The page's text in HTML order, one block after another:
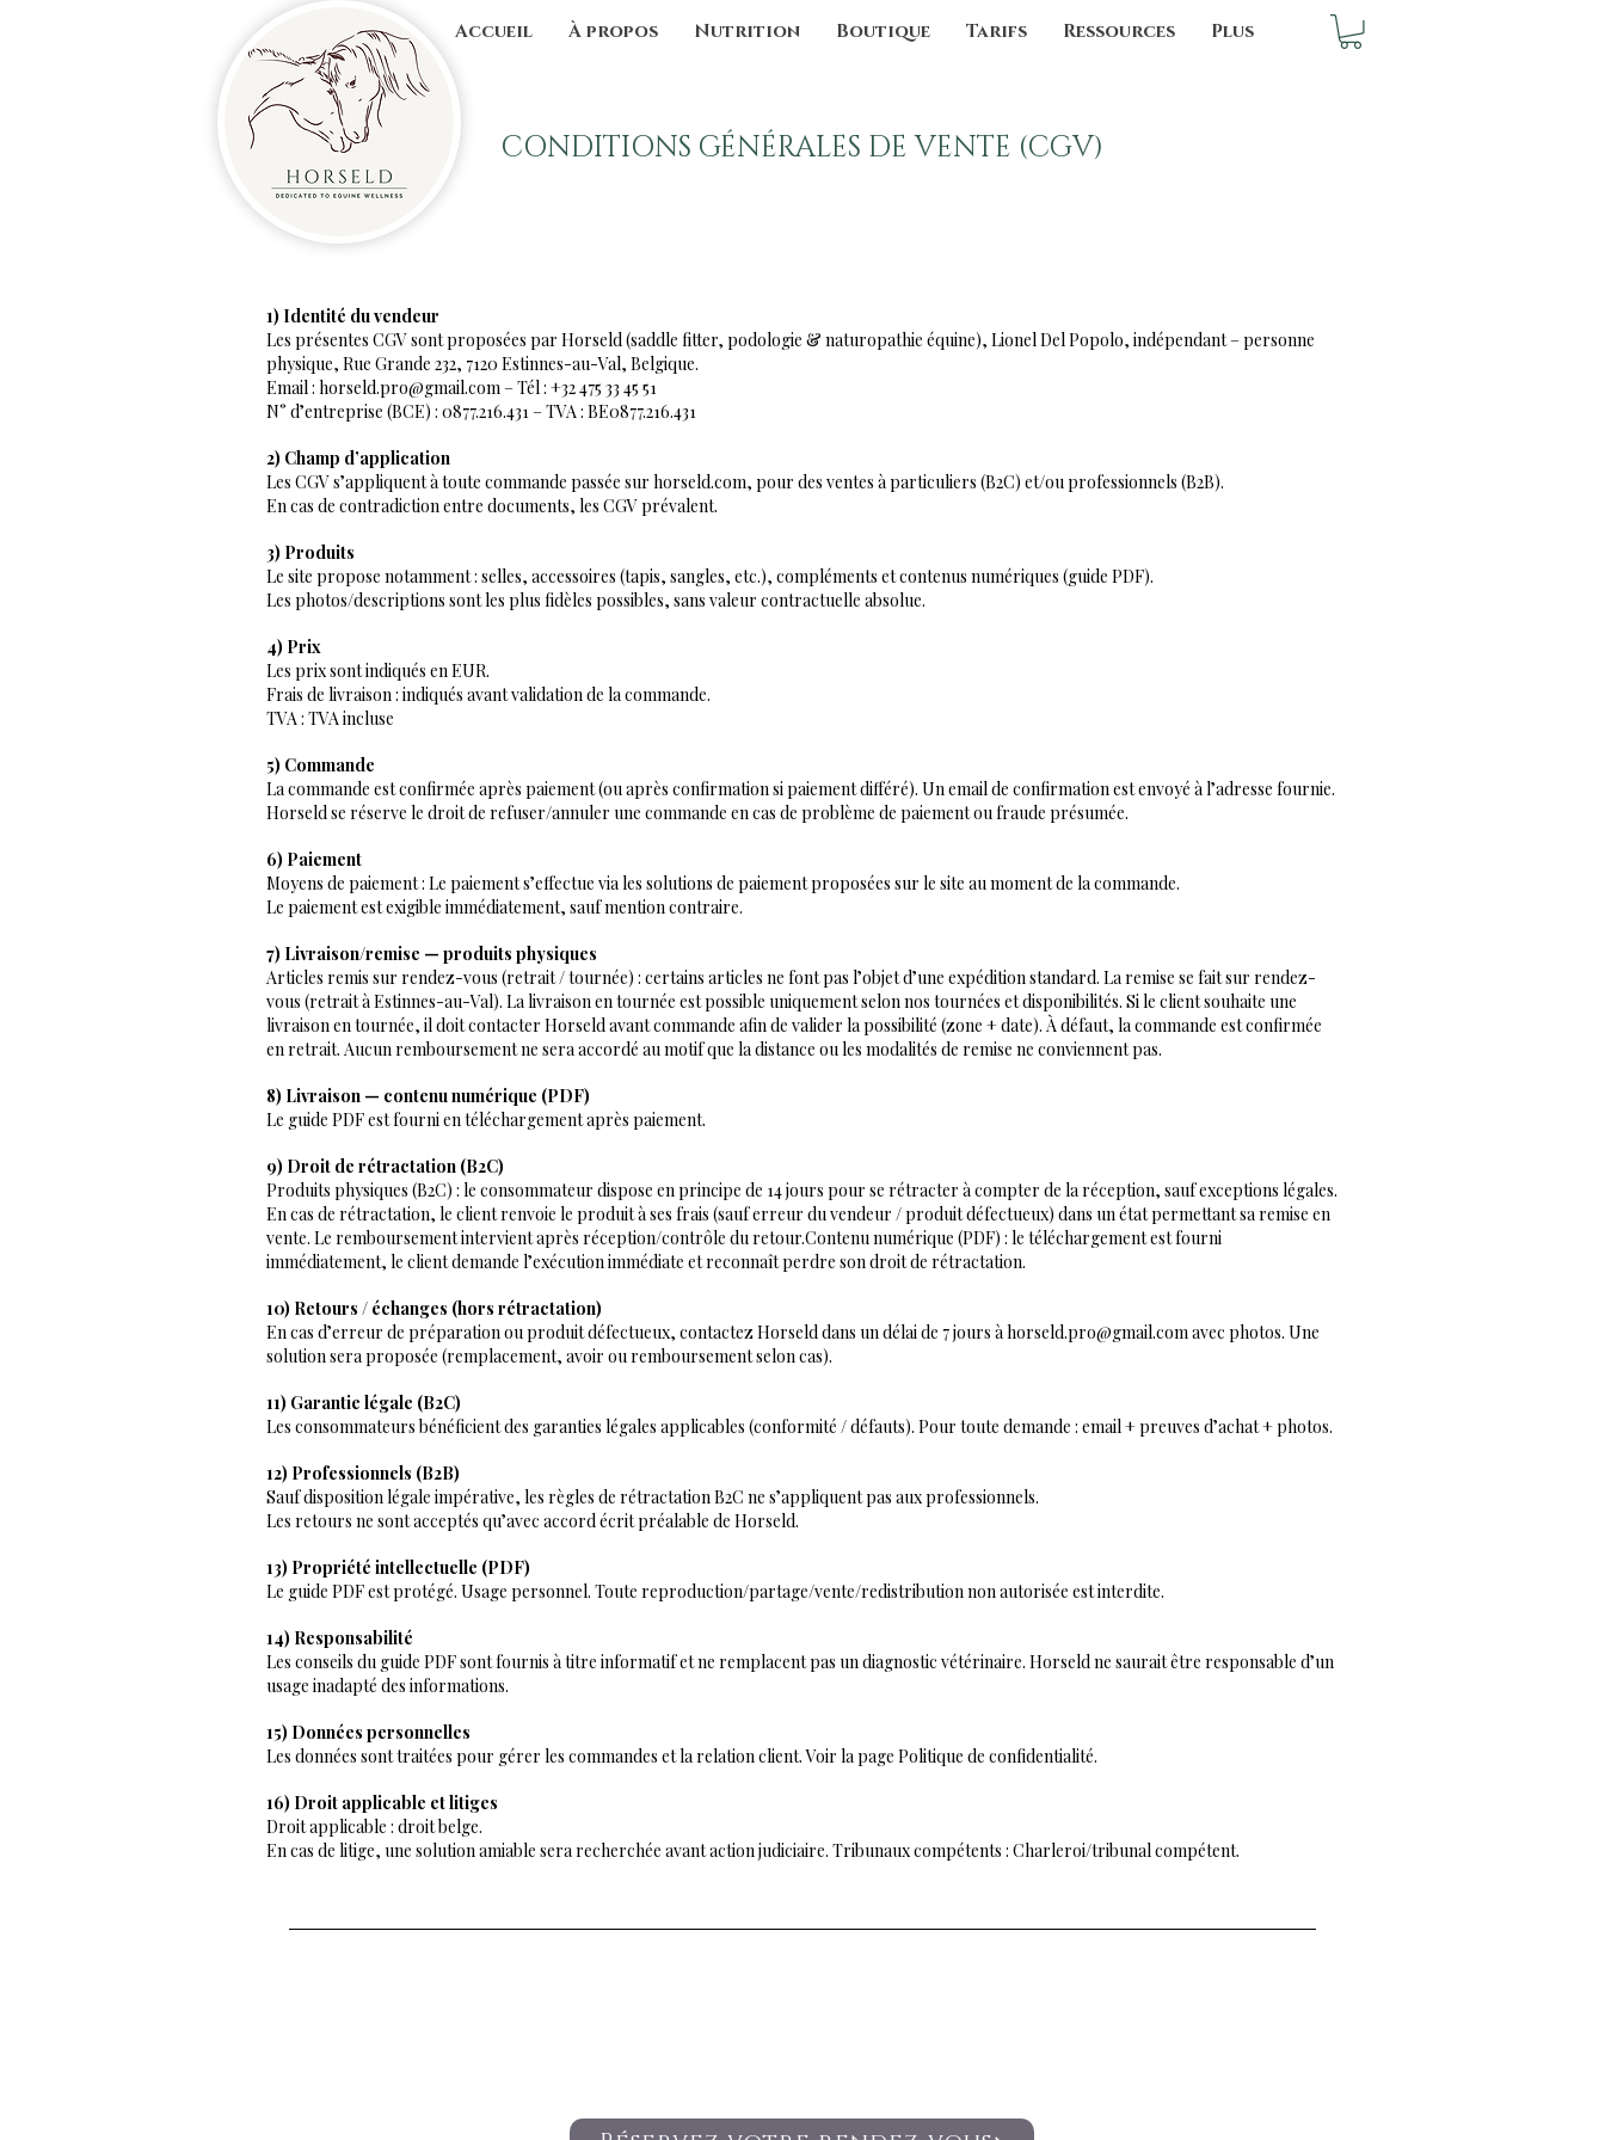
Accueil À propos Nutrition Boutique Tarifs Ressources Plus
CONDITIONS GÉNÉRALES DE VENTE (CGV)
​1) Identité du vendeur
Les présentes CGV sont proposées par Horseld (saddle fitter, podologie & naturopathie équine), Lionel Del Popolo, indépendant – personne
physique, Rue Grande 232, 7120 Estinnes-au-Val, Belgique.
Email : horseld.pro@gmail.com – Tél : +32 475 33 45 51
N° d’entreprise (BCE) : 0877.216.431 – TVA : BE0877.216.431
2) Champ d’application
Les CGV s’appliquent à toute commande passée sur horseld.com, pour des ventes à particuliers (B2C) et/ou professionnels (B2B).
En cas de contradiction entre documents, les CGV prévalent.
3) Produits
Le site propose notamment : selles, accessoires (tapis, sangles, etc.), compléments et contenus numériques (guide PDF).
Les photos/descriptions sont les plus fidèles possibles, sans valeur contractuelle absolue.
4) Prix
Les prix sont indiqués en EUR.
Frais de livraison : indiqués avant validation de la commande.
TVA : TVA incluse
5) Commande
La commande est confirmée après paiement (ou après confirmation si paiement différé). Un email de confirmation est envoyé à l’adresse fournie.
Horseld se réserve le droit de refuser/annuler une commande en cas de problème de paiement ou fraude présumée.
6) Paiement
Moyens de paiement : Le paiement s’effectue via les solutions de paiement proposées sur le site au moment de la commande.
Le paiement est exigible immédiatement, sauf mention contraire.
7) Livraison/remise — produits physiques
Articles remis sur rendez-vous (retrait / tournée) : certains articles ne font pas l’objet d’une expédition standard. La remise se fait sur rendez-
vous (retrait à Estinnes-au-Val). La livraison en tournée est possible uniquement selon nos tournées et disponibilités. Si le client souhaite une
livraison en tournée, il doit contacter Horseld avant commande afin de valider la possibilité (zone + date). À défaut, la commande est confirmée
en retrait. Aucun remboursement ne sera accordé au motif que la distance ou les modalités de remise ne conviennent pas.
8) Livraison — contenu numérique (PDF)
Le guide PDF est fourni en téléchargement après paiement.
9) Droit de rétractation (B2C)
Produits physiques (B2C) : le consommateur dispose en principe de 14 jours pour se rétracter à compter de la réception, sauf exceptions légales.
En cas de rétractation, le client renvoie le produit à ses frais (sauf erreur du vendeur / produit défectueux) dans un état permettant sa remise en
vente. Le remboursement intervient après réception/contrôle du retour.Contenu numérique (PDF) : le téléchargement est fourni
immédiatement, le client demande l’exécution immédiate et reconnaît perdre son droit de rétractation.
10) Retours / échanges (hors rétractation)
En cas d’erreur de préparation ou produit défectueux, contactez Horseld dans un délai de 7 jours àhorseld.pro@gmail.comavec photos. Une
solution sera proposée (remplacement, avoir ou remboursement selon cas).
11) Garantie légale (B2C)
Les consommateurs bénéficient des garanties légales applicables (conformité / défauts). Pour toute demande : email + preuves d’achat + photos.
12) Professionnels (B2B)
Sauf disposition légale impérative, les règles de rétractation B2C ne s’appliquent pas aux professionnels.
Les retours ne sont acceptés qu’avec accord écrit préalable de Horseld.
13) Propriété intellectuelle (PDF)
Le guide PDF est protégé. Usage personnel. Toute reproduction/partage/vente/redistribution non autorisée est interdite.
14) Responsabilité
Les conseils du guide PDF sont fournis à titre informatif et ne remplacent pas un diagnostic vétérinaire. Horseld ne saurait être responsable d’un
usage inadapté des informations.
15) Données personnelles
Les données sont traitées pour gérer les commandes et la relation client. Voir la page Politique de confidentialité.
16) Droit applicable et litiges
Droit applicable : droit belge.
En cas de litige, une solution amiable sera recherchée avant action judiciaire. Tribunaux compétents : Charleroi/tribunal compétent.